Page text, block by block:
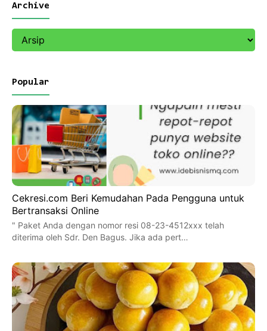
Archive
Popular
Cekresi.com Beri Kemudahan Pada Pengguna untuk
Bertransaksi Online
" Paket Anda dengan nomor resi 08-23-4512xxx telah
diterima oleh Sdr. Den Bagus. Jika ada pert…